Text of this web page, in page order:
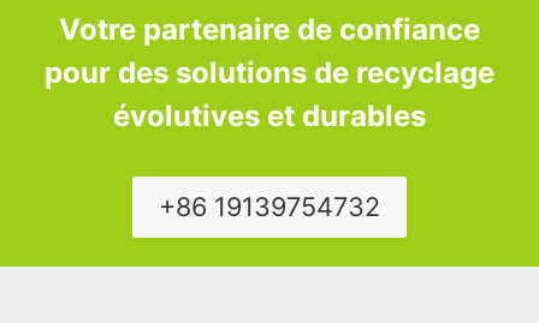
Votre partenaire de confiance
pour des solutions de recyclage
évolutives et durables
+86 19139754732